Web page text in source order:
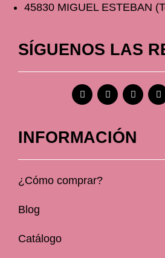
45830 MIGUEL ESTEBAN
SÍGUENOS LAS
INFORMACIÓN
¿Cómo comprar?
Blog
Catálogo